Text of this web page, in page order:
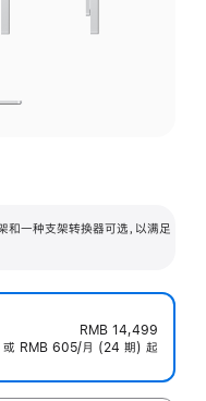
一种支架转换器可选，以满足
RMB 14,499
或 RMB 605/月 (24 期) 起